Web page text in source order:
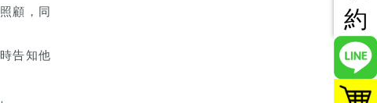
顧，同
告知他
約